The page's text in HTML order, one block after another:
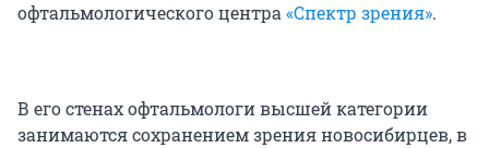
офтальмологического центра«Спектр зрения».
В его стенах офтальмологи высшей категории
занимаются сохранением зрения новосибирцев, в